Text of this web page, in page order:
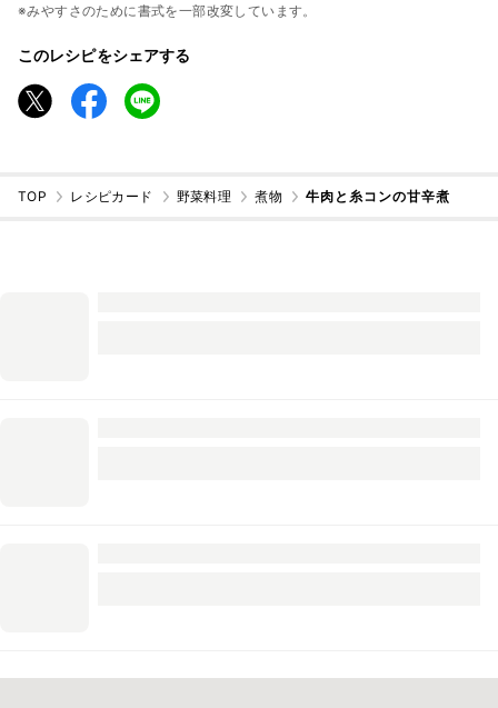
※みやすさのために書式を一部改変しています。
このレシピをシェアする
TOP レシピカード 野菜料理 煮物 牛肉と糸コンの甘辛煮